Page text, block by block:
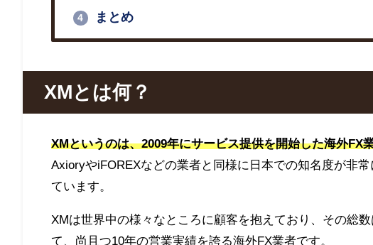
4 まとめ
XMとは何？
XMというのは、2009年にサービス提供を開始した海外FX
AxioryやiFOREXなどの業者と同様に日本での知名度が非
ています。
XMは世界中の様々なところに顧客を抱えており、その総
て、尚且つ10年の営業実績を誇る海外FX業者です。